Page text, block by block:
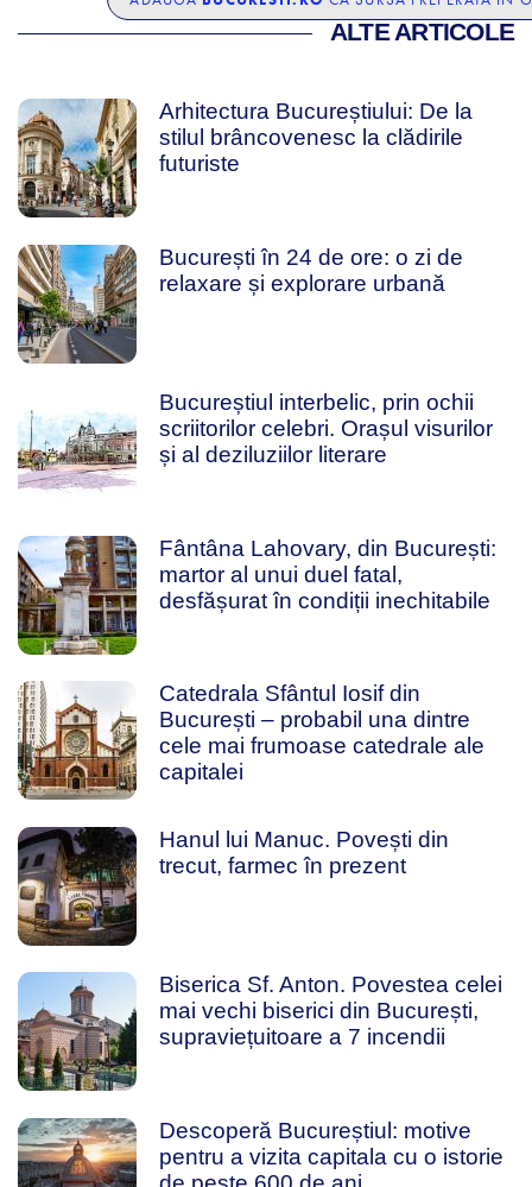
ALTE ARTICOLE
Arhitectura Bucureștiului: De la
stilul brâncovenesc la clădirile
futuriste
București în 24 de ore: o zi de
relaxare și explorare urbană
Bucureștiul interbelic, prin ochii
scriitorilor celebri. Orașul visurilor
și al deziluziilor literare
Fântâna Lahovary, din București:
martor al unui duel fatal,
desfășurat în condiții inechitabile
Catedrala Sfântul Iosif din
București – probabil una dintre
cele mai frumoase catedrale ale
capitalei
Hanul lui Manuc. Povești din
trecut, farmec în prezent
Biserica Sf. Anton. Povestea celei
mai vechi biserici din București,
supraviețuitoare a 7 incendii
Descoperă Bucureștiul: motive
pentru a vizita capitala cu o istorie